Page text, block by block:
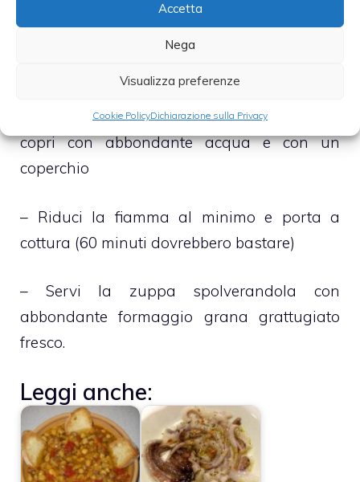
Accetta
Nega
Visualizza preferenze
Cookie PolicyDichiarazione sulla Privacy
– Lascia soffriggere per alcuni minuti
dunque aggiungi tutti gli ingredienti
– Mescola accuratamente, così da far
adeguatamente insaporire il tutto, quindi
copri con abbondante acqua e con un
coperchio
– Riduci la fiamma al minimo e porta a
cottura (60 minuti dovrebbero bastare)
– Servi la zuppa spolverandola con
abbondante formaggio grana grattugiato
fresco.
Leggi anche: